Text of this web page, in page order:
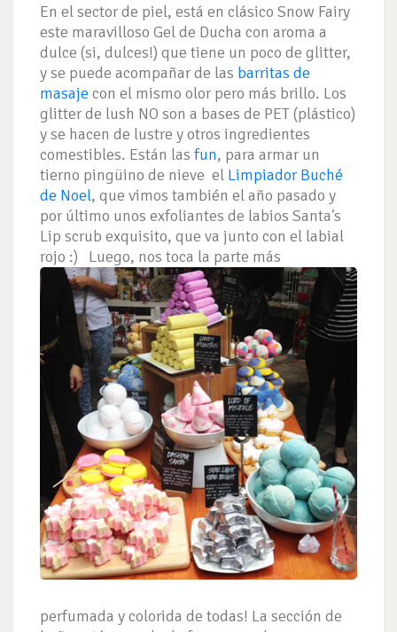
En el sector de piel, está en clásico Snow Fairy
este maravilloso Gel de Ducha con aroma a
dulce (si, dulces!) que tiene un poco de glitter,
y se puede acompañar de las barritas de
masaje con el mismo olor pero más brillo. Los
glitter de lush NO son a bases de PET (plástico)
y se hacen de lustre y otros ingredientes
comestibles. Están las fun, para armar un
tierno pingüino de nieve el Limpiador Buché
de Noel, que vimos también el año pasado y
por último unos exfoliantes de labios Santa's
Lip scrub exquisito, que va junto con el labial
rojo :) Luego, nos toca la parte más
perfumada y colorida de todas! La sección de